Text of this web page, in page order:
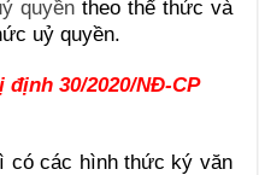
quyềntheo thể thức và
uỷ quyền.
30/2020/NĐ-CP
có các hình thức ký văn